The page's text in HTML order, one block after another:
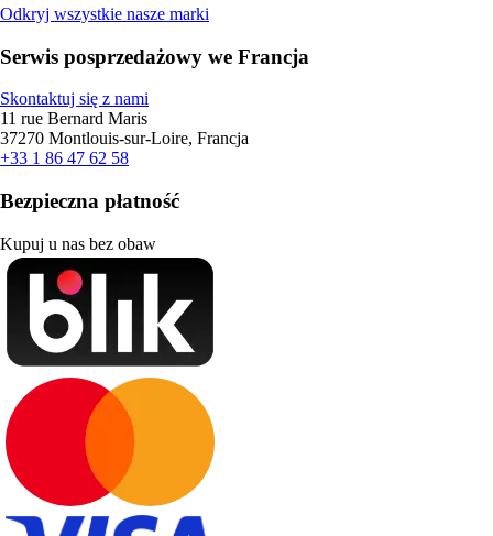
Odkryj wszystkie nasze marki
Serwis posprzedażowy we Francja
Skontaktuj się z nami
11 rue Bernard Maris
37270 Montlouis-sur-Loire, Francja
+33 1 86 47 62 58
Bezpieczna płatność
Kupuj u nas bez obaw